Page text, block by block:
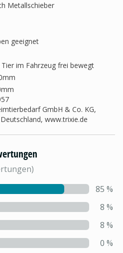
Metallschieber
geeignet
im Fahrzeug frei bewegt
GmbH & Co. KG,
www.trixie.de
)
85 %
8 %
8 %
0 %